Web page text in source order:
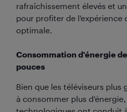
rafraîchissement élevés et
pour profiter de l'expérience
optimale.
Consommation d'énergie
pouces
Bien que les téléviseurs
à consommer plus d'énergie,